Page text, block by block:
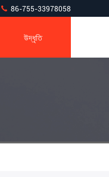
86-755-33978058
উদ্ধৃতি